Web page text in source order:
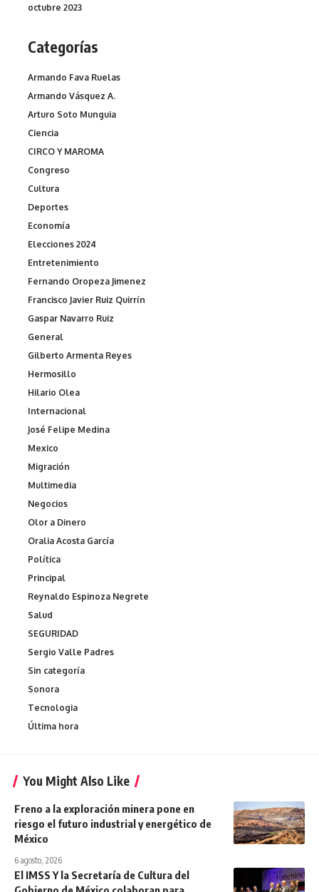
octubre 2023
Categorías
Armando Fava Ruelas
Armando Vásquez A.
Arturo Soto Munguia
Ciencia
CIRCO Y MAROMA
Congreso
Cultura
Deportes
Economía
Elecciones 2024
Entretenimiento
Fernando Oropeza Jimenez
Francisco Javier Ruiz Quirrín
Gaspar Navarro Ruiz
General
Gilberto Armenta Reyes
Hermosillo
Hilario Olea
Internacional
José Felipe Medina
Mexico
Migración
Multimedia
Negocios
Olor a Dinero
Oralia Acosta García
Política
Principal
Reynaldo Espinoza Negrete
Salud
SEGURIDAD
Sergio Valle Padres
Sin categoría
Sonora
Tecnologia
Última hora
You Might Also Like
Freno a la exploración minera pone en
riesgo el futuro industrial y energético de
México
6 agosto, 2026
El IMSS Y la Secretaría de Cultura del